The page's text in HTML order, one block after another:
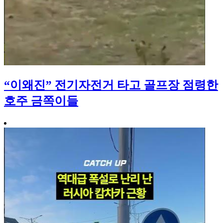
“이왜진” 전기자전거 타고 골프장 점령한
호주 금쪽이들